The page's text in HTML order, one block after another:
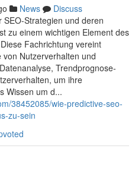
News
Discuss
Strategien und deren
zu einem wichtigen Element des
Fachrichtung vereint
Nutzerverhalten und
Trendprognose-
um ihre
Wissen um d...
38452085/wie-predictive-seo-
zu-sein